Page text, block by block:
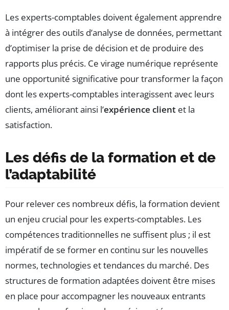
Les experts-comptables doivent également apprendre
à intégrer des outils d’analyse de données, permettant
d’optimiser la prise de décision et de produire des
rapports plus précis. Ce virage numérique représente
une opportunité significative pour transformer la façon
dont les experts-comptables interagissent avec leurs
clients, améliorant ainsi l’expérience client et la
satisfaction.
Les défis de la formation et de
l’adaptabilité
Pour relever ces nombreux défis, la formation devient
un enjeu crucial pour les experts-comptables. Les
compétences traditionnelles ne suffisent plus ; il est
impératif de se former en continu sur les nouvelles
normes, technologies et tendances du marché. Des
structures de formation adaptées doivent être mises
en place pour accompagner les nouveaux entrants